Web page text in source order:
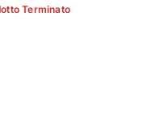
Terminato